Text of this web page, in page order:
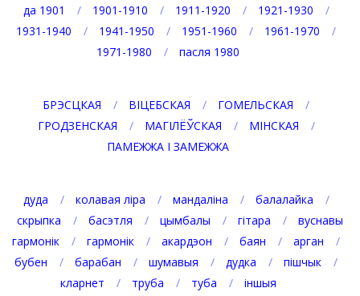
да 1901 1901-1910 1911-1920
1921-1930
1931-1940
1941-1950 1951-1960
1961-1970
1971-1980
пасля 1980
БРЭСЦКАЯ ВІЦЕБСКАЯ
ГОМЕЛЬСКАЯ
ГРОДЗЕНСКАЯ
МАГІЛЁЎСКАЯ
МІНСКАЯ
ПАМЕЖЖА І ЗАМЕЖЖА
дуда колавая ліра мандаліна
балалайка
скрыпка
басэтля цымбалы гітара
вуснавы
гармонік
гармонік акардэон баян
арган
бубен
барабан шумавыя дудка
пішчык
кларнет
труба туба іншыя